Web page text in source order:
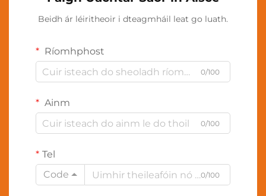
Beidh ár léiritheoir i dteagmháil leat go luath.
Ríomhphost
0/100
Ainm
0/100
Tel
Code
0/100